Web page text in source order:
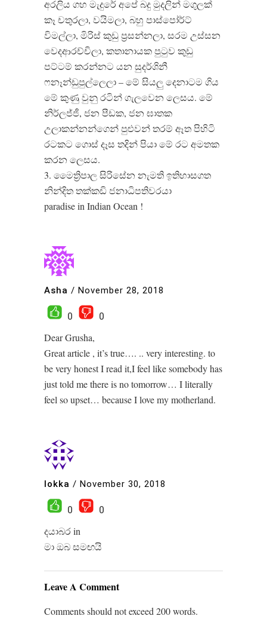
අරලිය ගහ මැදුරේ අපේ බදු මුදලින් මගුලක්
කෑ චතුරලා, වයිමලා, බහු පාස්පෝර්ට්
විමල්ලා, මිරිස් කුඩු ප්‍රසන්නලා, සරම උස්සන
වෙදආරච්චිලා, කතානායක පුටුව කුඩු
පට්ටම් කරන්නට යන සුදර්ශිනී
ෆනෑන්ඩුපුල්ලෙලා – මේ සියලු දෙනාටම ගිය
මේ කුණු වුනු රටින් ගැලවෙන ලෙසය. මේ
නිර්ලජ්ජී, ජන පීඩක, ජන ඝාතක
උලාකන්නන්ගෙන් පුළුවන් තරම් ඈත පිහිටි
රටකට ගොස් දෑස තදින් පියා මේ රට අමතක
කරන ලෙසය.
3. මෛත්‍රිපාල සිරිසේන නැමති ඉතිහාසගත
නින්දිත තක්කඩි ජනාධිපතිවරයා
paradise in Indian Ocean !
Asha / November 28, 2018
0
0
Dear Grusha,
Great article , it’s true…. .. very interesting. to
be very honest I read it,I feel like somebody has
just told me there is no tomorrow… I literally
feel so upset… because I love my motherland.
lokka / November 30, 2018
0
0
දයාබර in
මා ඔබ සමඟයි
Leave A Comment
Comments should not exceed 200 words.